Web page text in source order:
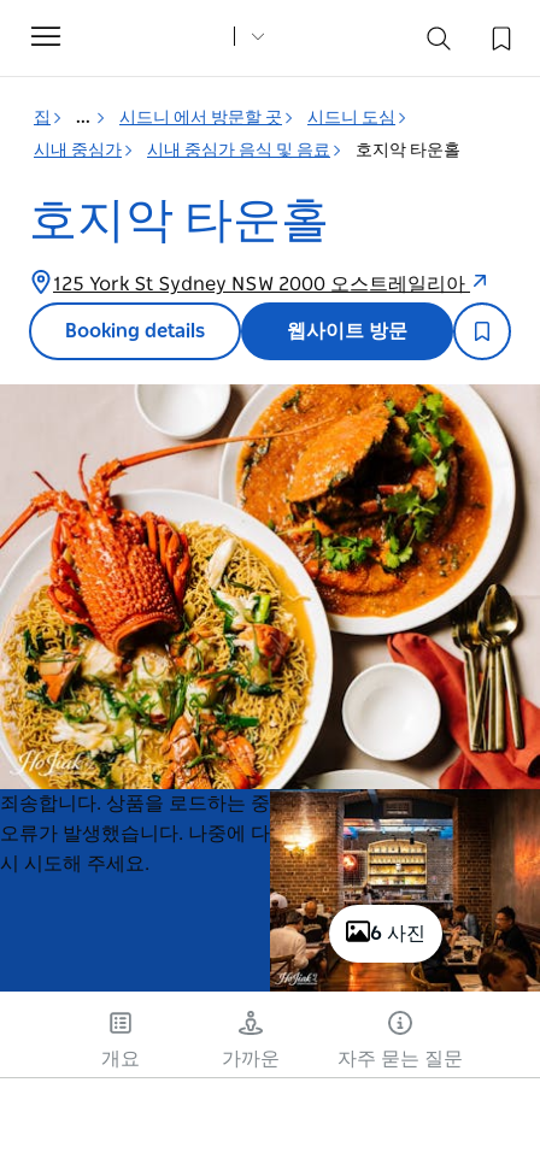
Toggle
navigation
집 ... 시드니 에서 방문할 곳
시드니 도심
시내 중심가
시내 중심가 음식 및 음료 호지악 타운홀
호지악 타운홀
125 York St Sydney NSW 2000 오스트레일리아
Booking details 웹사이트 방문
6 사진
Product
List
Product
List
죄송합니다. 상품을 로드하는 중
오류가 발생했습니다. 나중에 다
시 시도해 주세요.
개요 가까운 자주 묻는 질문